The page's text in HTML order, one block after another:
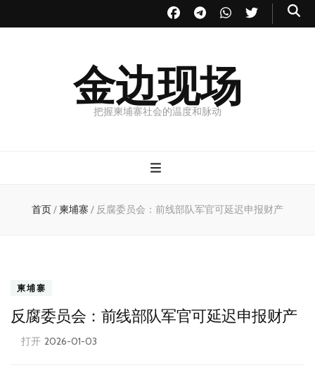
金边现场
把握柬埔寨社会的温度和脉动
首页/ 柬埔寨 / 反腐委员会：前线部队军官可延迟申报财产
柬埔寨
反腐委员会：前线部队军官可延迟申报财产
打开 2026-01-03